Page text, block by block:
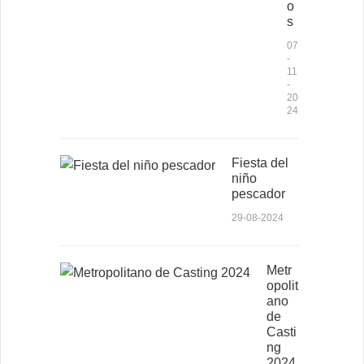
o
s
07
-
11
-
20
24
Fiesta del
niño
pescador
29-08-2024
Metr
opolit
ano
de
Casti
ng